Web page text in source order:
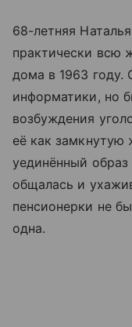
68-летняя
практически всю
дома в 1963 году.
информатики, но
возбуждения
её как замкнутую
уединённый
общалась и
пенсионерки не
одна.